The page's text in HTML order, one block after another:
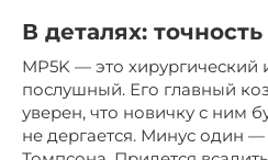
В деталях:
MP5K — это хирургический
послушный. Его главный
уверен, что новичку с ним
не дергается. Минус один